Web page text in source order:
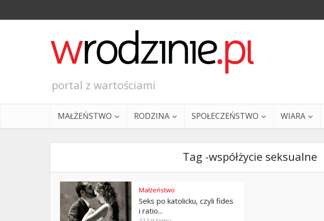
portal z wartościami
MAŁŻEŃSTWO RODZINA SPOŁECZEŃSTWO WIARA
Tag -współżycie seksualne
Małżeństwo
Seks po katolicku, czyli fides
i ratio...